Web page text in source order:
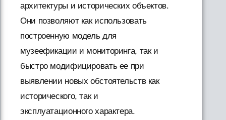
архитектуры и исторических объектов.
Они позволяют как использовать
построенную модель для
музеефикации и мониторинга, так и
быстро модифицировать ее при
выявлении новых обстоятельств как
исторического, так и
эксплуатационного характера.